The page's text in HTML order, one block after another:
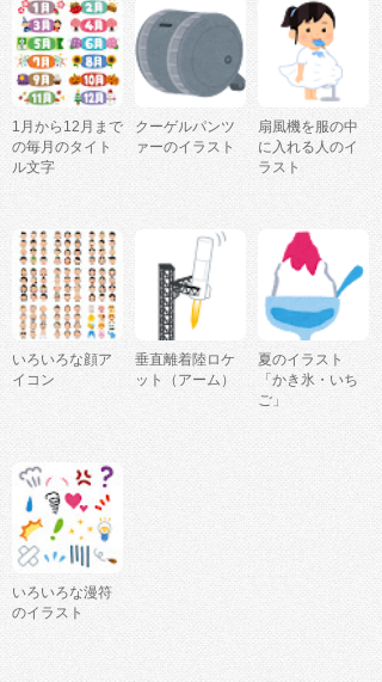
1月から12月まで
の毎月のタイト
ル文字
クーゲルパンツ
ァーのイラスト
扇風機を服の中
に入れる人のイ
ラスト
いろいろな顔ア
イコン
垂直離着陸ロケ
ット（アーム）
夏のイラスト
「かき氷・いち
ご」
いろいろな漫符
のイラスト